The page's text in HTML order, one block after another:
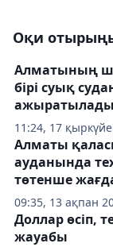
Оқи
11:24, 17
Алматының
бірі суық
ажыратылады
09:35, 13 ақпан
Алматы
ауданында
төтенше
Доллар өсіп,
жауабы